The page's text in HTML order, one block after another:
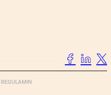
REGULAMIN